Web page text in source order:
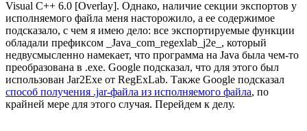
Visual C++ 6.0 [Overlay]. Однако, наличие секции экспортов у
исполняемого файла меня насторожило, а ее содержимое
подсказало, с чем я имею дело: все экспортируемые функции
обладали префиксом _Java_com_regexlab_j2e_, который
недвусмысленно намекает, что программа на Java была чем-то
преобразована в .exe. Google подсказал, что для этого был
использован Jar2Exe от RegExLab. Также Google подсказал
способ получения .jar-файла из исполняемого файла, по
крайней мере для этого случая. Перейдем к делу.